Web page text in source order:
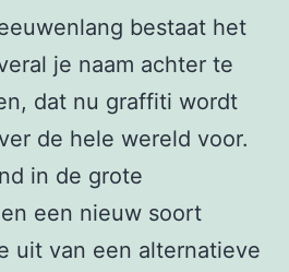
bestaat het
je naam achter te
dat nu graffiti wordt
de hele wereld voor.
in de grote
een nieuw soort
uit van een alternatieve